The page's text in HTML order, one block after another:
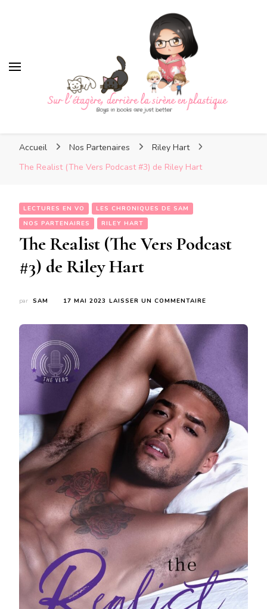
Sur l'étagère, derrière la
sirène en plastique
sirène en plastique
Accueil Nos Partenaires
Riley Hart
The Realist (The Vers Podcast #3) de Riley Hart
LECTURES EN VO
LES CHRONIQUES DE SAM
NOS PARTENAIRES
RILEY HART
The Realist (The Vers Podcast
#3) de Riley Hart
par SAM 17 MAI 2023 LAISSER UN COMMENTAIRE
(THE
RILEY
HART